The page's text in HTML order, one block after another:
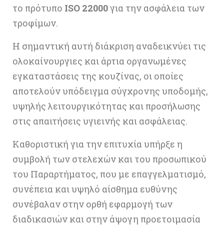
το πρότυπο ISO 22000για την ασφάλεια των
τροφίμων.
Η σημαντική αυτή διάκριση αναδεικνύει τις
ολοκαίνουργιες και άρτια οργανωμένες
εγκαταστάσεις της κουζίνας, οι οποίες
αποτελούν υπόδειγμα σύγχρονης υποδομής,
υψηλής λειτουργικότητας και προσήλωσης
στις απαιτήσεις υγιεινής και ασφάλειας.
Καθοριστική για την επιτυχία υπήρξε η
συμβολή των στελεχών και του προσωπικού
του Παραρτήματος, που με επαγγελματισμό,
συνέπεια και υψηλό αίσθημα ευθύνης
συνέβαλαν στην ορθή εφαρμογή των
διαδικασιών και στην άψογη προετοιμασία